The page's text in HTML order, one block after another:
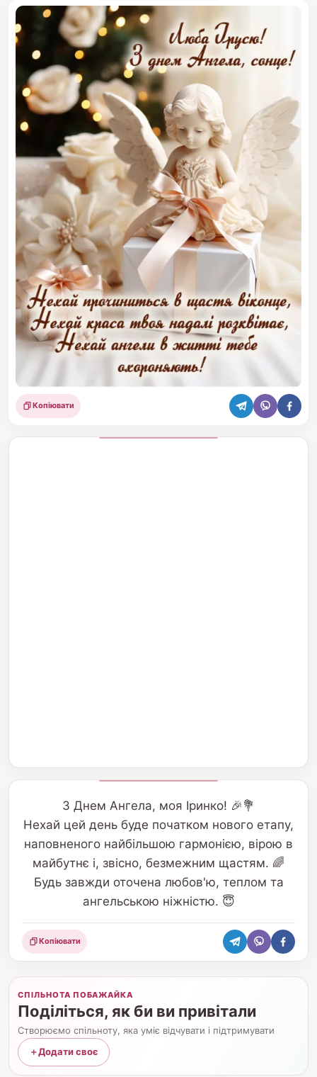
Поділитися
Копіювати
З Днем Ангела, моя Іринко! 🎉💐
Нехай цей день буде початком нового етапу,
наповненого найбільшою гармонією, вірою в
майбутнє і, звісно, безмежним щастям. 🌈
Будь завжди оточена любов'ю, теплом та
ангельською ніжністю. 😇
Поділитися
Копіювати
СПІЛЬНОТА ПОБАЖАЙКА
Поділіться, як би ви привітали
Створюємо спільноту, яка уміє відчувати і підтримувати
＋Додати своє